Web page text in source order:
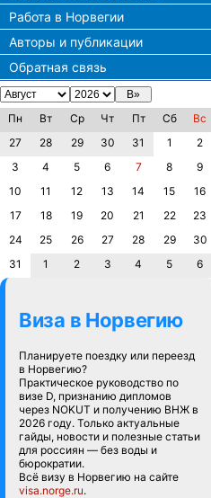
Работа в Норвегии
Авторы и публикации
Обратная связь
Пн Вт Ср Чт Пт Сб
Вс
27
28 29 30 31 1
2
3
4 5 6 7 8
9
10
11 12 13 14 15
16
17
18 19 20 21 22
23
24
25 26 27 28 29
30
31
1 2 3 4 5 6
Виза в Норвегию
Планируете поездку или переезд
в Норвегию?
Практическое руководство по
визе D, признанию дипломов
через NOKUT и получению ВНЖ в
2026 году. Только актуальные
гайды, новости и полезные статьи
для россиян — без воды и
бюрократии.
Всё визу в Норвегию на сайте
visa.norge.ru.